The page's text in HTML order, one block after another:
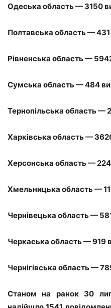
Одеська область — 3150
Полтавська область —
Рівненська область —
Сумська область — 484
Тернопільська область —
Харківська область —
Херсонська область —
Хмельницька область —
Чернівецька область —
Черкаська область — 919
Чернігівська область —
Станом на ранок 30